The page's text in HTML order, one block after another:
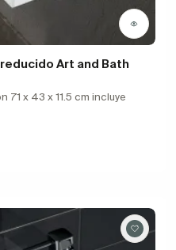
Art and Bath
x 43 x 11.5 cm incluye